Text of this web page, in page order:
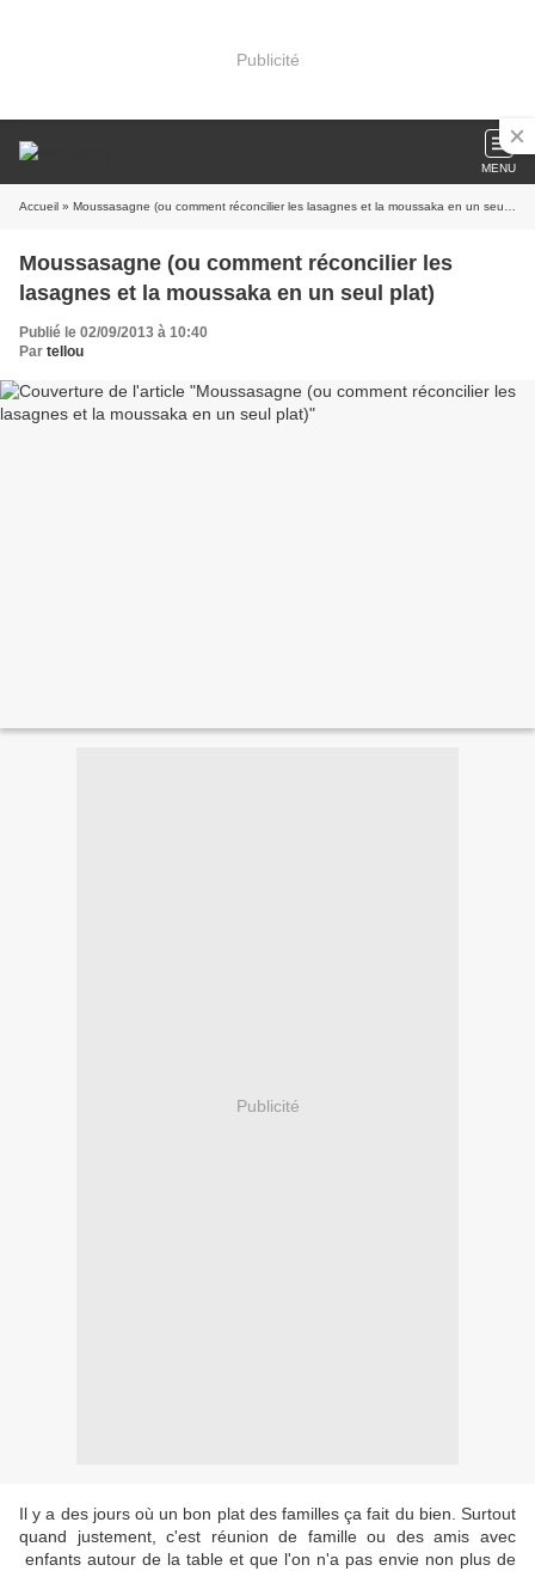
Publicité
MENU
Accueil » Moussasagne (ou comment réconcilier les lasagnes et la moussaka en un seul plat)
Moussasagne (ou comment réconcilier les
lasagnes et la moussaka en un seul plat)
Publié le 02/09/2013 à 10:40
Par tellou
Publicité
Il y a des jours où un bon plat des familles ça fait du bien. Surtout
quand justement, c'est réunion de famille ou des amis avec
enfants autour de la table et que l'on n'a pas envie non plus de